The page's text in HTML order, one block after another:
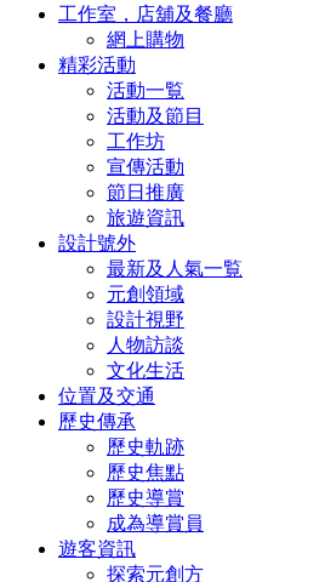
工作室，店舖及餐廳
網上購物
精彩活動
活動一覧
活動及節目
工作坊
宣傳活動
節日推廣
旅遊資訊
設計號外
最新及人氣一覧
元創領域
設計視野
人物訪談
文化生活
位置及交通
歷史傳承
歷史軌跡
歷史焦點
歷史導賞
成為導賞員
遊客資訊
探索元創方